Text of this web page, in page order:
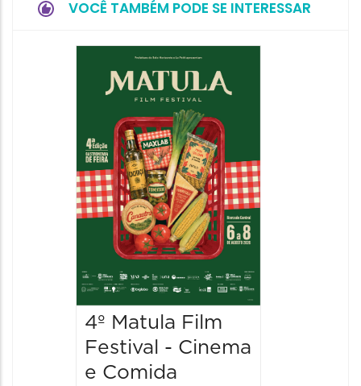
VOCÊ TAMBÉM PODE SE INTERESSAR
4º Matula Film
Festival - Cinema
e Comida